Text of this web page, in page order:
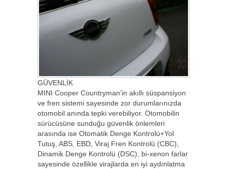
GÜVENLİK
MINI Cooper Countryman’in akıllı süspansiyon
ve fren sistemi sayesinde zor durumlarınızda
otomobil anında tepki verebiliyor. Otomobilin
sürücüsüne sunduğu güvenlik önlemleri
arasında ise Otomatik Denge Kontrolü+Yol
Tutuş, ABS, EBD, Viraj Fren Kontrolü (CBC),
Dinamik Denge Kontrolü (DSC), bi-xenon farlar
sayesinde özellikle virajlarda en iyi aydınlatma